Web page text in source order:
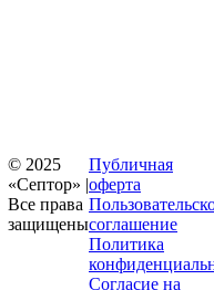
© 2025
«Септор» |
Все права
защищены
Публичная
оферта
соглашение
Политика
Согласие на